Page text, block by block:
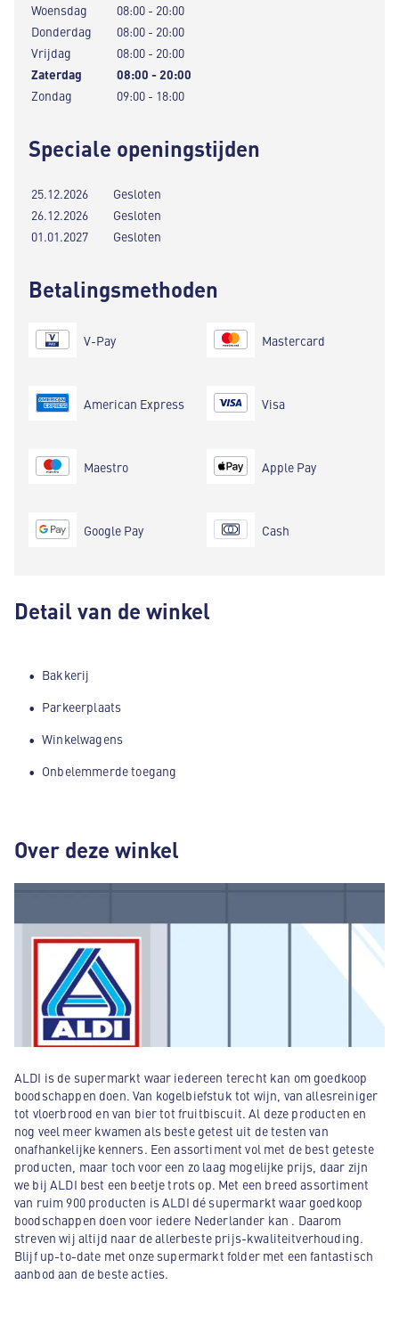
Woensdag
08:00 - 20:00
Donderdag
08:00 - 20:00
Vrijdag
08:00 - 20:00
Zaterdag
08:00 - 20:00
Zondag
09:00 - 18:00
Speciale openingstijden
25.12.2026
Gesloten
26.12.2026
Gesloten
01.01.2027
Gesloten
Betalingsmethoden
V-Pay
American Express
Maestro
Google Pay
Mastercard
Visa
Apple Pay
Cash
Detail van de winkel
Bakkerij
Parkeerplaats
Winkelwagens
Onbelemmerde toegang
Over deze winkel
ALDI is de supermarkt waar iedereen terecht kan om goedkoop
boodschappen doen. Van kogelbiefstuk tot wijn, van allesreiniger
tot vloerbrood en van bier tot fruitbiscuit. Al deze producten en
nog veel meer kwamen als beste getest uit de testen van
onafhankelijke kenners. Een assortiment vol met de best geteste
producten, maar toch voor een zo laag mogelijke prijs, daar zijn
we bij ALDI best een beetje trots op. Met een breed assortiment
van ruim 900 producten is ALDI dé supermarkt waar goedkoop
boodschappen doen voor iedere Nederlander kan . Daarom
streven wij altijd naar de allerbeste prijs-kwaliteitverhouding.
Blijf up-to-date met onze supermarkt folder met een fantastisch
aanbod aan de beste acties.